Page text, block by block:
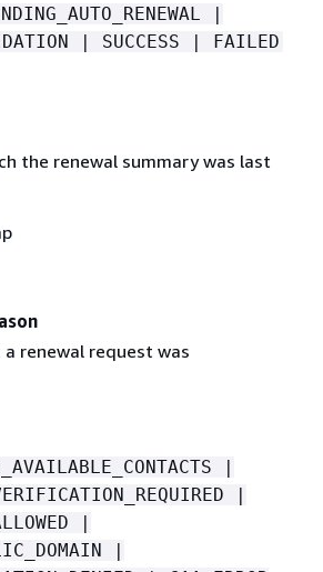
|
| SUCCESS | FAILED
the renewal summary was last
renewal request was
|
|
|
|